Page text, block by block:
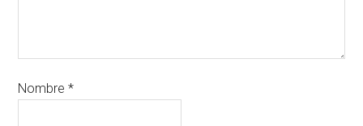
Nombre*